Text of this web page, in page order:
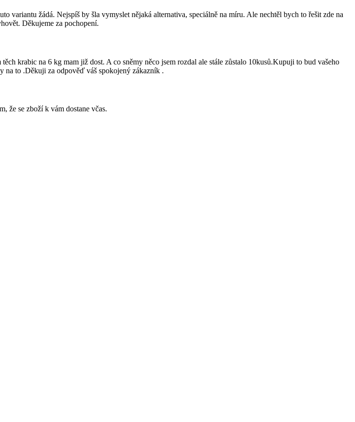
variantu žádá. Nejspíš by šla vymyslet nějaká alternativa, speciálně na míru. Ale nechtěl bych to řešit zde na
Děkujeme za pochopení.
krabic na 6 kg mam již dost. A co sněmy něco jsem rozdal ale stále zůstalo 10kusů.Kupuji to bud vašeho
na to .Děkuji za odpověď váš spokojený zákazník .
že se zboží k vám dostane včas.